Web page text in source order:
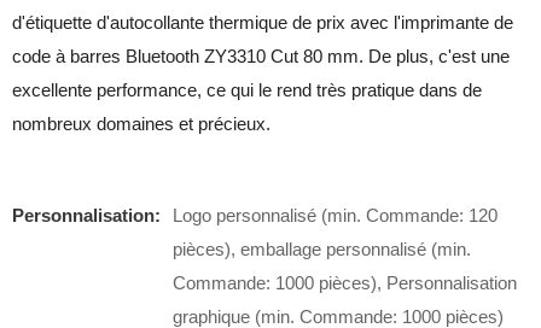
d'étiquette d'autocollante thermique de prix avec l'imprimante de
code à barres Bluetooth ZY3310 Cut 80 mm. De plus, c'est une
excellente performance, ce qui le rend très pratique dans de
nombreux domaines et précieux.
Personnalisation:
Logo personnalisé (min. Commande: 120
pièces), emballage personnalisé (min.
Commande: 1000 pièces), Personnalisation
graphique (min. Commande: 1000 pièces)